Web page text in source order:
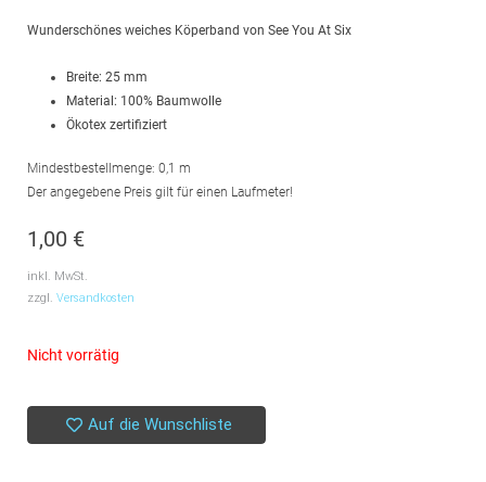
Wunderschönes weiches Köperband von See You At Six
Breite: 25 mm
Material: 100% Baumwolle
Ökotex zertifiziert
Mindestbestellmenge: 0,1 m
Der angegebene Preis gilt für einen Laufmeter!
1,00 €
inkl. MwSt.
zzgl. Versandkosten
Nicht vorrätig
Auf die Wunschliste